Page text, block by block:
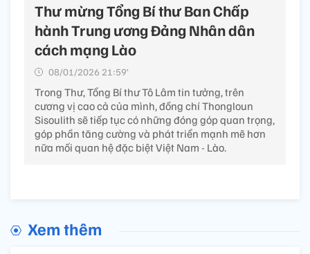
Thư mừng Tổng Bí thư Ban Chấp
hành Trung ương Đảng Nhân dân
cách mạng Lào
08/01/2026 21:59’
Trong Thư, Tổng Bí thư Tô Lâm tin tưởng, trên
cương vị cao cả của mình, đồng chí Thongloun
Sisoulith sẽ tiếp tục có những đóng góp quan trọng,
góp phần tăng cường và phát triển mạnh mẽ hơn
nữa mối quan hệ đặc biệt Việt Nam - Lào.
Xem thêm